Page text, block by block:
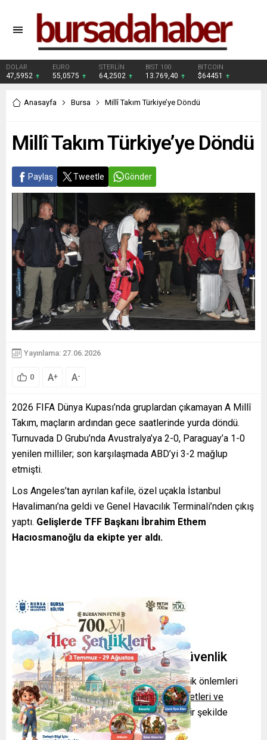
DOLAR
47,5952
EURO
55,0575
STERLİN
64,2502
BIST 100
13.769,40
BITCOIN
$64451
Anasayfa Bursa Millî Takım Türkiye’ye Döndü
Millî Takım Türkiye’ye Döndü
Paylaş Tweetle Gönder
Yayınlama: 27.06.2026
0 A+ A-
2026 FIFA Dünya Kupası’nda gruplardan çıkamayan A Millî
Takım, maçların ardından gece saatlerinde yurda döndü.
Turnuvada D Grubu’nda Avustralya’ya 2-0, Paraguay’a 1-0
yenilen milliler; son karşılaşmada ABD’yi 3-2 mağlup
etmişti.
Los Angeles’tan ayrılan kafile, özel uçakla İstanbul
Havalimanı’na geldi ve Genel Havacılık Terminali’nden çıkış
yaptı. Gelişlerde TFF Başkanı İbrahim Ethem
Hacıosmanoğlu da ekipte yer aldı.
Havalimanındaki İşlemler ve Güvenlik
Uçaktan indikten sonra takım, yoğun güvenlik önlemleri
eşliğinde terminalden ayrıldı.Güvenlik kuvvetleri ve
organizasyon ekipleri, kafilenin sorunsuz bir şekilde
transfer edilmesi için hazır bulundu.